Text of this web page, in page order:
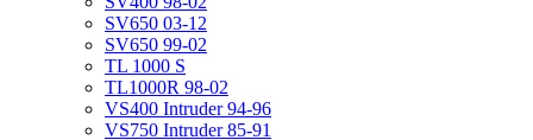
SV650 03-12
SV650 99-02
TL 1000 S
TL1000R 98-02
VS400 Intruder 94-96
VS750 Intruder 85-91